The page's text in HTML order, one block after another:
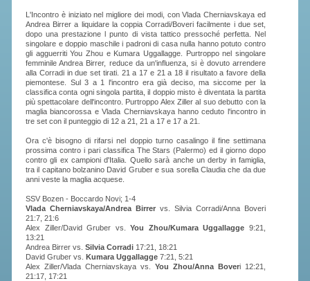
L'Incontro è iniziato nel migliore dei modi, con Vlada Cherniavskaya ed
Andrea Birrer a liquidare la coppia Corradi/Boveri facilmente i due set,
dopo una prestazione l punto di vista tattico pressoché perfetta. Nel
singolare e doppio maschile i padroni di casa nulla hanno potuto contro
gli agguerriti You Zhou e Kumara Uggallagge. Purtroppo nel singolare
femminile Andrea Birrer, reduce da un'influenza, si è dovuto arrendere
alla Corradi in due set tirati. 21 a 17 e 21 a 18 il risultato a favore della
piemontese. Sul 3 a 1 l'incontro era già deciso, ma siccome per la
classifica conta ogni singola partita, il doppio misto è diventata la partita
più spettacolare dell'incontro. Purtroppo Alex Ziller al suo debutto con la
maglia biancorossa e Vlada Cherniavskaya hanno ceduto l'incontro in
tre set con il punteggio di 12 a 21, 21 a 17 e 17 a 21.
Ora c'è bisogno di rifarsi nel doppio turno casalingo il fine settimana
prossima contro i pari classifica The Stars (Palermo) ed il giorno dopo
contro gli ex campioni d'Italia. Quello sarà anche un derby in famiglia,
tra il capitano bolzanino David Gruber e sua sorella Claudia che da due
anni veste la maglia acquese.
SSV Bozen - Boccardo Novi; 1-4
Vlada Cherniavskaya/Andrea Birrer vs. Silvia Corradi/Anna Boveri
21:7, 21:6
Alex Ziller/David Gruber vs.You Zhou/Kumara Uggallagge9:21,
13:21
Andrea Birrer vs. Silvia Corradi 17:21, 18:21
David Gruber vs. Kumara Uggallagge 7:21, 5:21
Alex Ziller/Vlada Cherniavskaya vs. You Zhou/Anna Boveri 12:21,
21:17, 17:21
MAGLIA AZZURRA
STAFF TECNICO
CTF – PALABADMINTON
ATLETI D'INTERESSE NAZIONALE
SCHEDE ATLETI
VOLA CON NOI
CENTRI TECNICI TERRITORIALI
COMMISSIONE ATLETI
TESSERAMENTO
AFFILIAZIONE E TESSERAMENTO